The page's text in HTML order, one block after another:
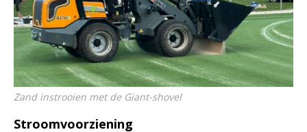
Zand instrooien met de Giant-shovel
Stroomvoorziening